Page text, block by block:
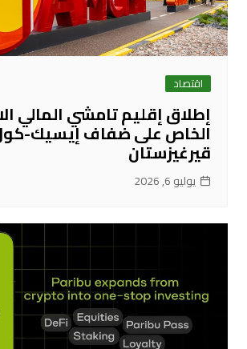
اقتصاد
إطلاق إقليم تامشي المالي
الخاص على ضفاف إيسيك-
قيرغيزستان
يوليو 6, 2026